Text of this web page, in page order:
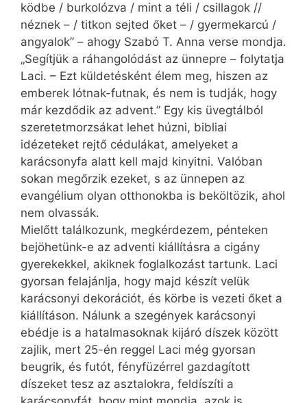
ködbe / burkolózva / mint a téli / csillagok //
néznek – / titkon sejted őket – / gyermekarcú /
angyalok” – ahogy Szabó T. Anna verse mondja.
„Segítjük a ráhangolódást az ünnepre – folytatja
Laci. – Ezt küldetésként élem meg, hiszen az
emberek lótnak-futnak, és nem is tudják, hogy
már kezdődik az advent.” Egy kis üvegtálból
szeretetmorzsákat lehet húzni, bibliai
idézeteket rejtő cédulákat, amelyeket a
karácsonyfa alatt kell majd kinyitni. Valóban
sokan megőrzik ezeket, s az ünnepen az
evangélium olyan otthonokba is beköltözik, ahol
nem olvassák.
Mielőtt találkozunk, megkérdezem, pénteken
bejöhetünk-e az adventi kiállításra a cigány
gyerekekkel, akiknek foglalkozást tartunk. Laci
gyorsan felajánlja, hogy majd készít velük
karácsonyi dekorációt, és körbe is vezeti őket a
kiállításon. Nálunk a szegények karácsonyi
ebédje is a hatalmasoknak kijáró díszek között
zajlik, mert 25-én reggel Laci még gyorsan
beugrik, és futót, fényfüzérrel gazdagított
díszeket tesz az asztalokra, feldíszíti a